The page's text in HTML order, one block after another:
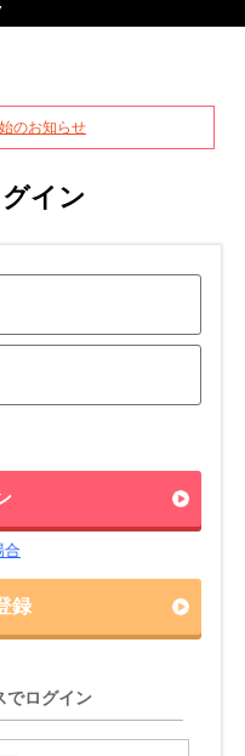
のお知らせ
イン
合
録
でログイン